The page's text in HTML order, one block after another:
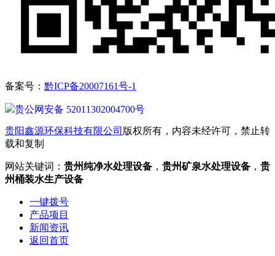
备案号： 黔ICP备20007161号-1
贵公网安备 52011302004700号
贵阳鑫源环保科技有限公司 版权所有，内容未经许可，禁止转
载和复制
网站关键词： 贵州纯净水处理设备 ， 贵州矿泉水处理设备 ， 贵
州桶装水生产设备
一键拨号
产品项目
新闻资讯
返回首页